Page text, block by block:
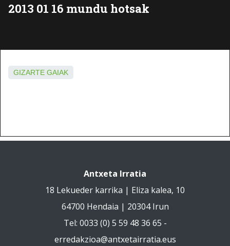
2013 01 16 mundu hotsak
GIZARTE GAIAK
Antxeta Irratia
18 Lekueder karrika | Eliza kalea, 10
64700 Hendaia | 20304 Irun
Tel: 0033 (0) 5 59 48 36 65 -
erredakzioa@antxetairratia.eus